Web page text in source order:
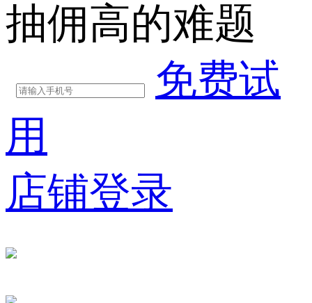
抽佣高的难题
免费试
用
店铺登录